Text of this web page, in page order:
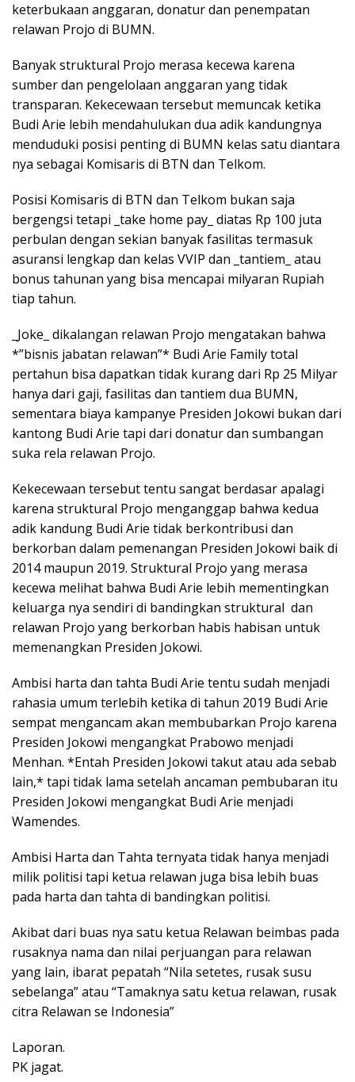
keterbukaan anggaran, donatur dan penempatan
relawan Projo di BUMN.
Banyak struktural Projo merasa kecewa karena
sumber dan pengelolaan anggaran yang tidak
transparan. Kekecewaan tersebut memuncak ketika
Budi Arie lebih mendahulukan dua adik kandungnya
menduduki posisi penting di BUMN kelas satu diantara
nya sebagai Komisaris di BTN dan Telkom.
Posisi Komisaris di BTN dan Telkom bukan saja
bergengsi tetapi _take home pay_ diatas Rp 100 juta
perbulan dengan sekian banyak fasilitas termasuk
asuransi lengkap dan kelas VVIP dan _tantiem_ atau
bonus tahunan yang bisa mencapai milyaran Rupiah
tiap tahun.
_Joke_ dikalangan relawan Projo mengatakan bahwa
*”bisnis jabatan relawan”* Budi Arie Family total
pertahun bisa dapatkan tidak kurang dari Rp 25 Milyar
hanya dari gaji, fasilitas dan tantiem dua BUMN,
sementara biaya kampanye Presiden Jokowi bukan dari
kantong Budi Arie tapi dari donatur dan sumbangan
suka rela relawan Projo.
Kekecewaan tersebut tentu sangat berdasar apalagi
karena struktural Projo menganggap bahwa kedua
adik kandung Budi Arie tidak berkontribusi dan
berkorban dalam pemenangan Presiden Jokowi baik di
2014 maupun 2019. Struktural Projo yang merasa
kecewa melihat bahwa Budi Arie lebih mementingkan
keluarga nya sendiri di bandingkan struktural dan
relawan Projo yang berkorban habis habisan untuk
memenangkan Presiden Jokowi.
Ambisi harta dan tahta Budi Arie tentu sudah menjadi
rahasia umum terlebih ketika di tahun 2019 Budi Arie
sempat mengancam akan membubarkan Projo karena
Presiden Jokowi mengangkat Prabowo menjadi
Menhan. *Entah Presiden Jokowi takut atau ada sebab
lain,* tapi tidak lama setelah ancaman pembubaran itu
Presiden Jokowi mengangkat Budi Arie menjadi
Wamendes.
Ambisi Harta dan Tahta ternyata tidak hanya menjadi
milik politisi tapi ketua relawan juga bisa lebih buas
pada harta dan tahta di bandingkan politisi.
Akibat dari buas nya satu ketua Relawan beimbas pada
rusaknya nama dan nilai perjuangan para relawan
yang lain, ibarat pepatah “Nila setetes, rusak susu
sebelanga” atau “Tamaknya satu ketua relawan, rusak
citra Relawan se Indonesia”
Laporan.
PK jagat.